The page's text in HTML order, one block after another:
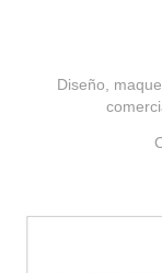
Diseño,